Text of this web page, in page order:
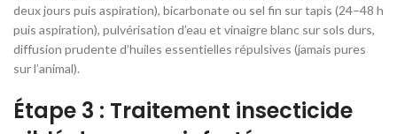
deux jours puis aspiration), bicarbonate ou sel fin sur tapis (24–48 h
puis aspiration), pulvérisation d’eau et vinaigre blanc sur sols durs,
diffusion prudente d’huiles essentielles répulsives (jamais pures
sur l’animal).
Étape 3 : Traitement insecticide